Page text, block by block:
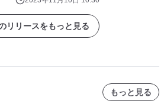
リリースをもっと見る
もっと見る